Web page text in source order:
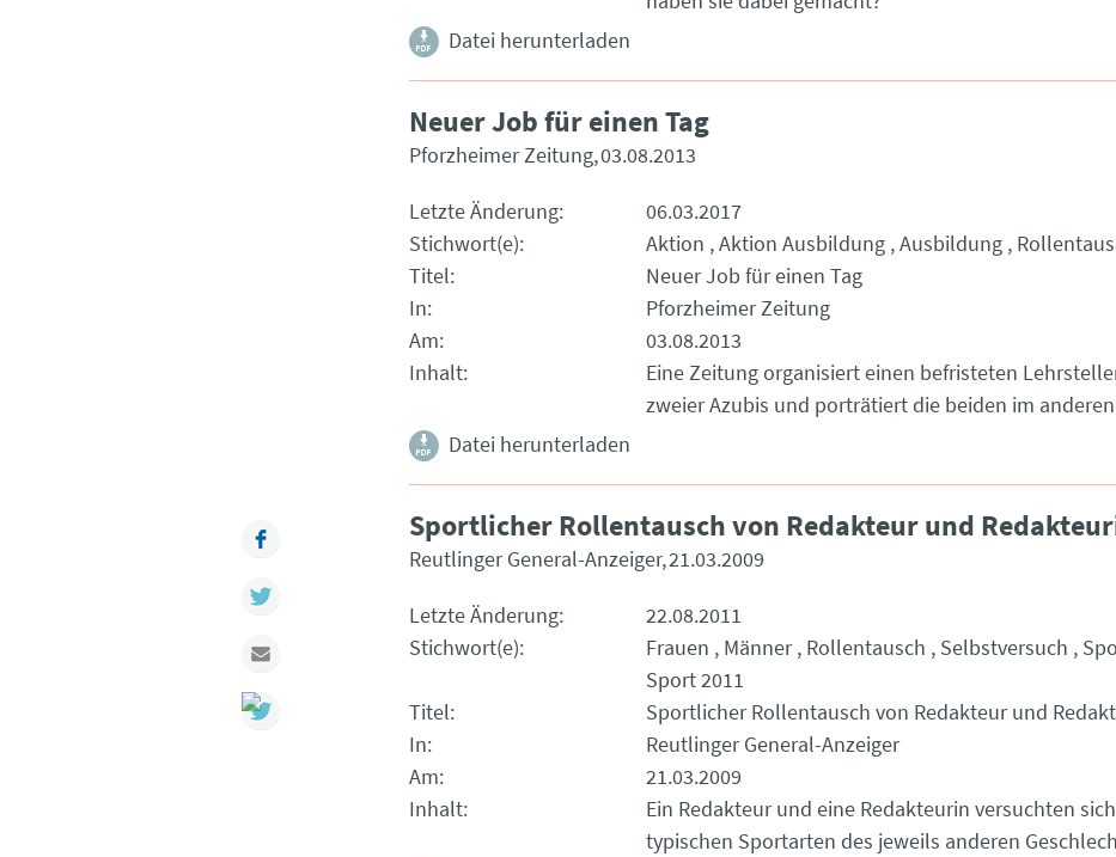
Datei herunterladen
Neuer Job für einen Tag
Pforzheimer Zeitung 03.08.2013
Letzte Änderung
06.03.2017
Stichwort(e)
Aktion Aktion Ausbildung Ausbildung
Titel
Neuer Job für einen Tag
In
Pforzheimer Zeitung
Am
03.08.2013
Inhalt
Eine Zeitung organisiert einen befristeten
zweier Azubis und porträtiert die beiden im
Datei herunterladen
Sportlicher Rollentausch von Redakteur und
Reutlinger General-Anzeiger 21.03.2009
Letzte Änderung
22.08.2011
Stichwort(e)
Frauen Männer Rollentausch Selbstversuch
Sport 2011
Titel
Sportlicher Rollentausch von Redakteur und
In
Reutlinger General-Anzeiger
Am
21.03.2009
Inhalt
Ein Redakteur und eine Redakteurin versuchten
typischen Sportarten des jeweils anderen